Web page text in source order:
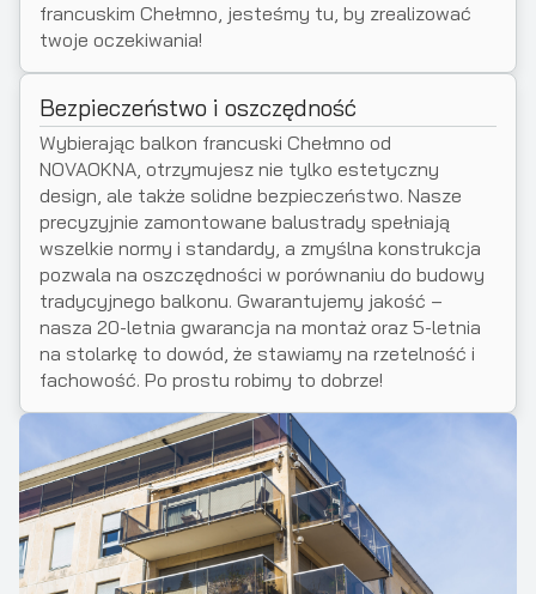
francuskim Chełmno, jesteśmy tu, by zrealizować
twoje oczekiwania!
Bezpieczeństwo i oszczędność
Wybierając balkon francuski Chełmno od
NOVAOKNA, otrzymujesz nie tylko estetyczny
design, ale także solidne bezpieczeństwo. Nasze
precyzyjnie zamontowane balustrady spełniają
wszelkie normy i standardy, a zmyślna konstrukcja
pozwala na oszczędności w porównaniu do budowy
tradycyjnego balkonu. Gwarantujemy jakość –
nasza 20-letnia gwarancja na montaż oraz 5-letnia
na stolarkę to dowód, że stawiamy na rzetelność i
fachowość. Po prostu robimy to dobrze!